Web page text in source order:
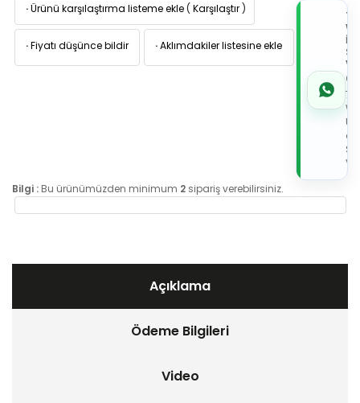
·Ürünü karşılaştırma listeme ekle ( Karşılaştır )
·Fiyatı düşünce bildir ·Aklımdakiler listesine ekle
İLE
de
Bilgi : Bu ürünümüzden minimum 2 sipariş verebilirsiniz.
Açıklama
Ödeme Bilgileri
Video